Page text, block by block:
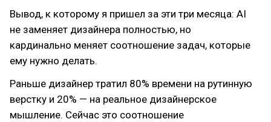
Вывод, к которому я пришел за эти три месяца: AI
не заменяет дизайнера полностью, но
кардинально меняет соотношение задач, которые
ему нужно делать.
Раньше дизайнер тратил 80% времени на рутинную
верстку и 20% — на реальное дизайнерское
мышление. Сейчас это соотношение